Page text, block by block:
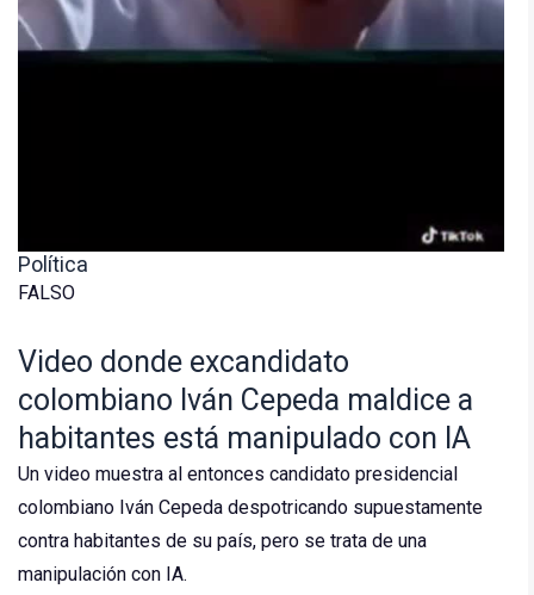
Política
FALSO
Video donde excandidato
colombiano Iván Cepeda maldice a
habitantes está manipulado con IA
Un video muestra al entonces candidato presidencial
colombiano Iván Cepeda despotricando supuestamente
contra habitantes de su país, pero se trata de una
manipulación con IA.